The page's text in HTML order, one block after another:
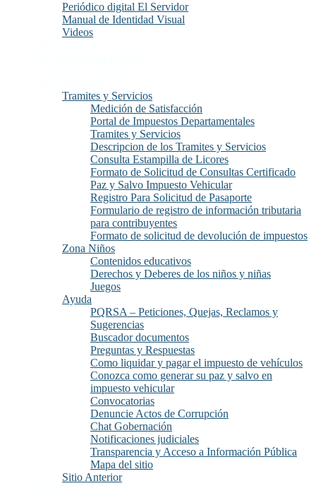
Periódico digital El Servidor
Manual de Identidad Visual
Videos
Tramites y Servicios
Medición de Satisfacción
Portal de Impuestos Departamentales
Tramites y Servicios
Descripcion de los Tramites y Servicios
Consulta Estampilla de Licores
Formato de Solicitud de Consultas Certificado
Paz y Salvo Impuesto Vehicular
Registro Para Solicitud de Pasaporte
Formulario de registro de información tributaria
para contribuyentes
Formato de solicitud de devolución de impuestos
Zona Niños
Contenidos educativos
Derechos y Deberes de los niños y niñas
Juegos
Ayuda
PQRSA – Peticiones, Quejas, Reclamos y
Sugerencias
Buscador documentos
Preguntas y Respuestas
Como liquidar y pagar el impuesto de vehículos
Conozca como generar su paz y salvo en
impuesto vehicular
Convocatorias
Denuncie Actos de Corrupción
Chat Gobernación
Notificaciones judiciales
Transparencia y Acceso a Información Pública
Mapa del sitio
Sitio Anterior